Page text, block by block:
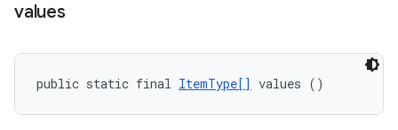
values
public static final ItemType[] values ()